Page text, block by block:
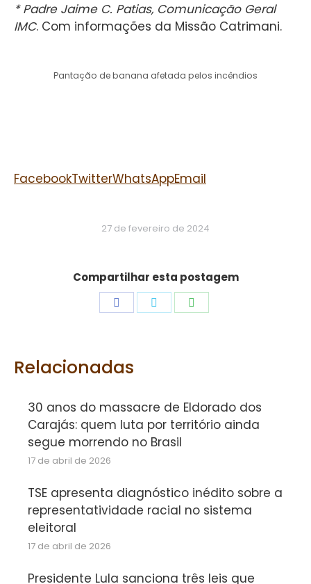
* Padre Jaime C. Patias, Comunicação Geral
IMC. Com informações da Missão Catrimani.
Pantação de banana afetada pelos incêndios
FacebookTwitterWhatsAppEmail
27 de fevereiro de 2024
Compartilhar esta postagem
Relacionadas
30 anos do massacre de Eldorado dos
Carajás: quem luta por território ainda
segue morrendo no Brasil
17 de abril de 2026
TSE apresenta diagnóstico inédito sobre a
representatividade racial no sistema
eleitoral
17 de abril de 2026
Presidente Lula sanciona três leis que